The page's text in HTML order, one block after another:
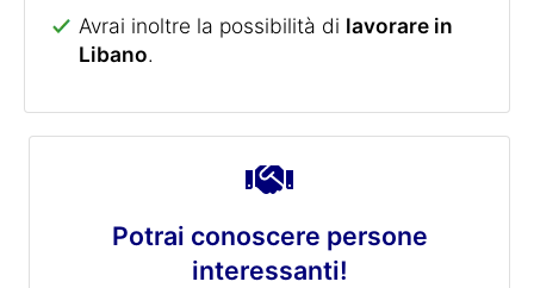
Avrai inoltre la possibilità di lavorare in
Libano.
Potrai conoscere persone
interessanti!